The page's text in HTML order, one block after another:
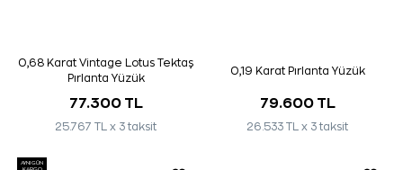
0,68 Karat Vintage Lotus Tektaş
Pırlanta Yüzük
77.300 TL
25.767 TL x 3 taksit
0,19 Karat Pırlanta Yüzük
79.600 TL
26.533 TL x 3 taksit
AYNI GÜN
KARGO